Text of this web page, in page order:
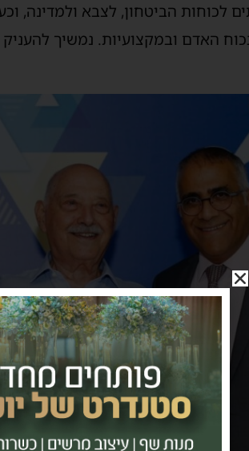
לכוחות הביטחון, לצבא ולמדינה,
האדם ובמקצועיות. נמשיך